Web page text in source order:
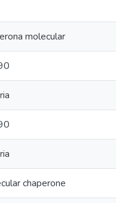
molecular
chaperone